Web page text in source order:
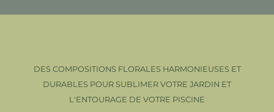
DES COMPOSITIONS FLORALES HARMONIEUSES ET
DURABLES POUR SUBLIMER VOTRE JARDIN ET
L'ENTOURAGE DE VOTRE PISCINE